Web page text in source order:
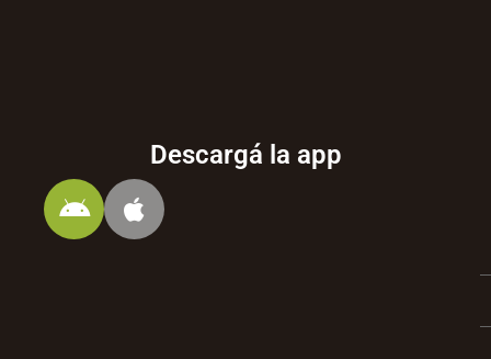
Descargá la app